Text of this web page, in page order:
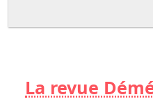
La revue